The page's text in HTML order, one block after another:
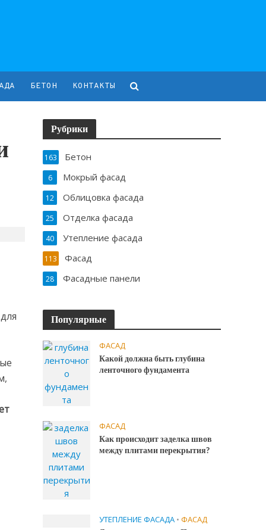
БЕТОН КОНТАКТЫ
Рубрики
Бетон
163
Мокрый фасад
6
Облицовка фасада
12
Отделка фасада
25
Утепление фасада
40
Фасад
113
Фасадные панели
28
Популярные
ФАСАД
Какой должна быть глубина
ленточного фундамента
ФАСАД
Как происходит заделка швов
между плитами перекрытия?
УТЕПЛЕНИЕ ФАСАДА • ФАСАД